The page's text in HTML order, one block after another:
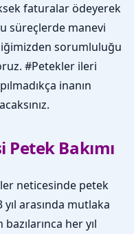
faturalar ödeyerek
süreçlerde manevi
sorumluluğu
#Petekler ileri
inanın
Bakımı
neticesinde petek
arasında mutlaka
her yıl